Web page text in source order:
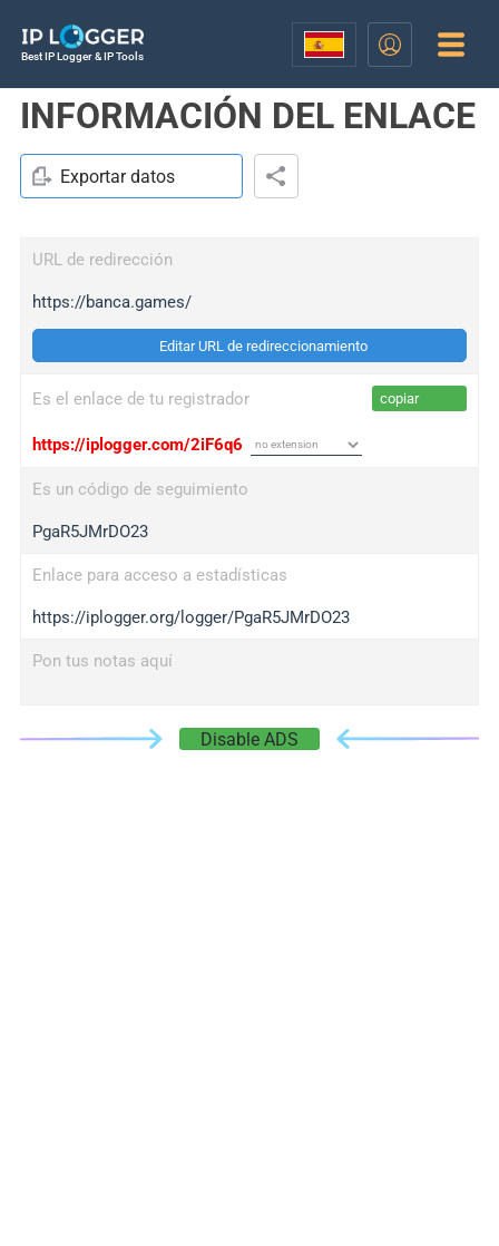
Best IP Logger & IP Tools
INFORMACIÓN DEL ENLACE
Exportar datos
URL de redirección
https://banca.games/
Editar URL de redireccionamiento
Es el enlace de tu registrador copiar
https://iplogger.com/2iF6q6
Es un código de seguimiento
PgaR5JMrDO23
Enlace para acceso a estadísticas
https://iplogger.org/logger/PgaR5JMrDO23
Pon tus notas aquí
Disable ADS